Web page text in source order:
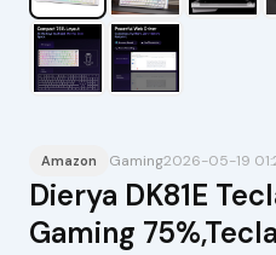
Amazon Gaming2026-05-19
Dierya DK81E
Gaming